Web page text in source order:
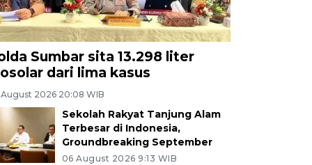
Sumbar sita 13.298 liter
dari lima kasus
2026 20:08 WIB
Sekolah Rakyat Tanjung Alam
Terbesar di Indonesia,
Groundbreaking September
06 August 2026 9:13 WIB